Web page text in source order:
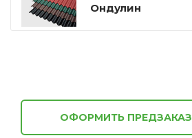
Ондулин
ОФОРМИТЬ ПРЕДЗАКАЗ